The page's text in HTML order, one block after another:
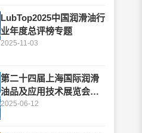
LubTop2025中国润滑油行
业年度总评榜专题
2025-11-03
第二十四届上海国际润滑
油品及应用技术展览会专
题
2025-06-12